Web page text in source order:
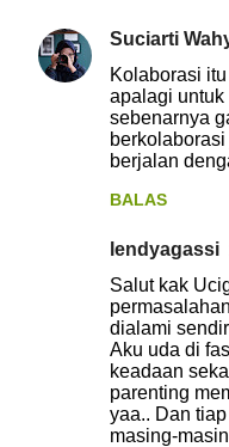
Suciarti
Kolaborasi
apalagi untuk
sebenarnya
berjalan
BALAS
lendyagassi
Salut kak
dialami
Aku uda di
keadaan
parenting
yaa.. Dan
masing-